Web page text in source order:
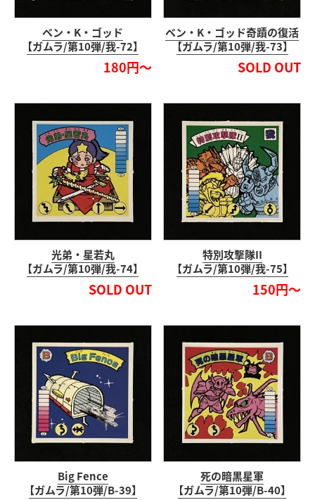
ベン・K・ゴッド
【ガムラ/第10弾/我-72】
180円～
ベン・K・ゴッド奇蹟の復活
【ガムラ/第10弾/我-73】
SOLD OUT
光弟・星若丸
【ガムラ/第10弾/我-74】
SOLD OUT
特別攻撃隊II
【ガムラ/第10弾/我-75】
150円～
Big Fence
【ガムラ/第10弾/B-39】
死の暗黒星軍
【ガムラ/第10弾/B-40】